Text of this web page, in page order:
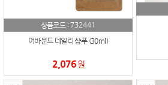
상품코드 : 732441
어바운드 데일리 샴푸 (30ml)
2,076원